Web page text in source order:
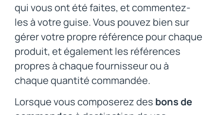
qui vous ont été faites, et commentez-
les à votre guise. Vous pouvez bien sur
gérer votre propre référence pour chaque
produit, et également les références
propres à chaque fournisseur ou à
chaque quantité commandée.
Lorsque vous composerez des bons de